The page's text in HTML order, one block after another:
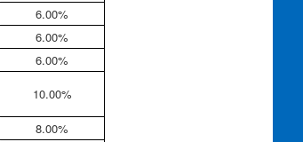
6.00%
6.00%
6.00%
10.00%
8.00%